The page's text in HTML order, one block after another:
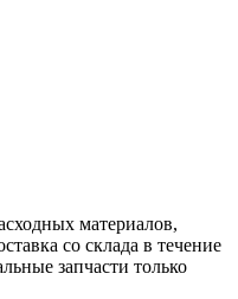
материалов,
со склада в течение
запчасти только